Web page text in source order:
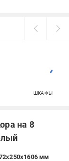
ШКАФЫ
на 8
мм